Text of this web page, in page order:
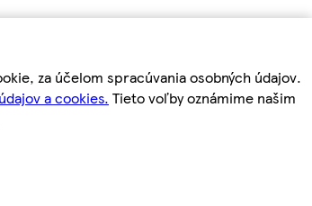
za účelom spracúvania osobných údajov.
a cookies. Tieto voľby oznámime našim